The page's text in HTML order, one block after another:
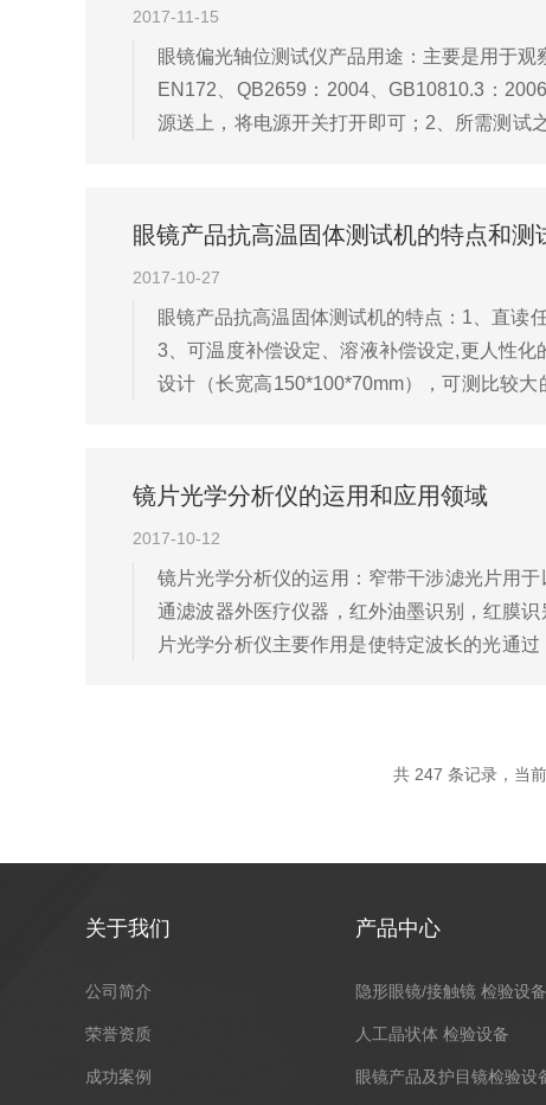
2017-11-15
眼镜偏光轴位测试仪产品用途：主要是用于
EN172、QB2659：2004、GB10810.3：
源送上，将电源开关打开即可；2、所需测试
眼镜产品抗高温固体测试机的特点和测
2017-10-27
眼镜产品抗高温固体测试机的特点：1、直读
3、可温度补偿设定、溶液补偿设定,更人性
设计（长宽高150*100*70mm），可测比较
镜片光学分析仪的运用和应用领域
2017-10-12
镜片光学分析仪的运用：窄带干涉滤光片用
通滤波器外医疗仪器，红外油墨识别，红膜
片光学分析仪主要作用是使特定波长的光通
共 247 条记录，当
关于我们
公司简介
荣誉资质
成功案例
产品中心
隐形眼镜/接触镜 检验设备
人工晶状体 检验设备
眼镜产品及护目镜检验设